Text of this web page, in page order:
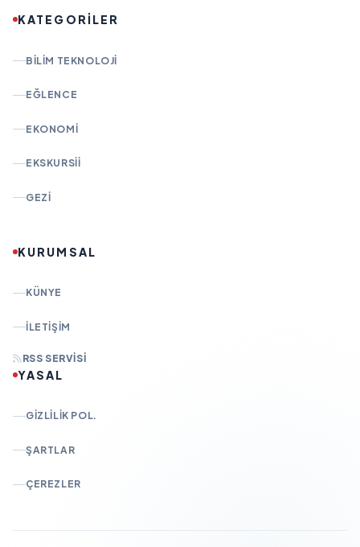
KATEGORİLER
BILIM TEKNOLOJI
EĞLENCE
EKONOMI
EKSKURSII
GEZI
KURUMSAL
KÜNYE
İLETIŞIM
RSS SERVISI
YASAL
GIZLILIK POL.
ŞARTLAR
ÇEREZLER